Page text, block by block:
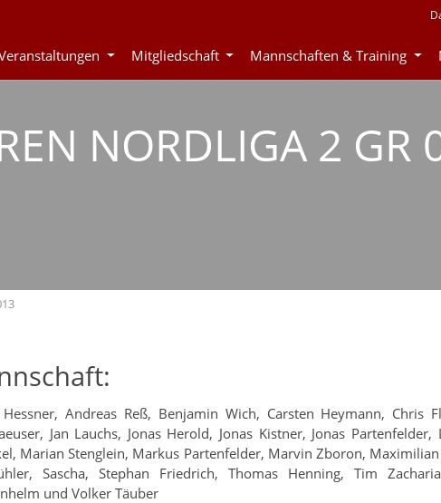
Mitgliedschaft Mannschaften & Training
NORDLIGA 2 GR
Andreas Reß, Benjamin Wich, Carsten Heymann, Chris
Jan Lauchs, Jonas Herold, Jonas Kistner, Jonas
Marian Stenglein, Markus Partenfelder, Marvin Zboron,
Sascha, Stephan Friedrich, Thomas Henning, Tim
und Volker Täuber